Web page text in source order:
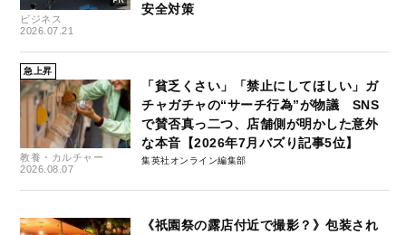
ビジネス
2026.07.21
安全対策
急上昇
教養・カルチャー
2026.08.07
「貧乏くさい」「禁止にしてほしい」ガ
チャガチャの“サーチ行為”が物議 SNS
で賛否真っ二つ、店舗側が明かした意外
な本音【2026年7月バズり記事5位】
集英社オンライン編集部
《祇園祭の露店付近で撮影？》包装され